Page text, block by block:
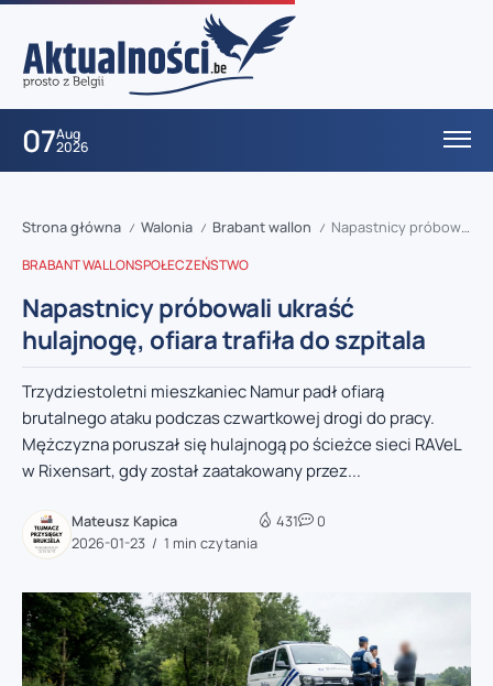
07Aug
2026
Strona główna / Walonia / Brabant wallon / Napastnicy próbowali ukraść hulajnogę, ofiara trafiła do szpitala
BRABANT WALLONSPOŁECZEŃSTWO
Napastnicy próbowali ukraść
hulajnogę, ofiara trafiła do szpitala
Trzydziestoletni mieszkaniec Namur padł ofiarą
brutalnego ataku podczas czwartkowej drogi do pracy.
Mężczyzna poruszał się hulajnogą po ścieżce sieci RAVeL
w Rixensart, gdy został zaatakowany przez...
Mateusz Kapica
2026-01-23
1 min czytania
431 0